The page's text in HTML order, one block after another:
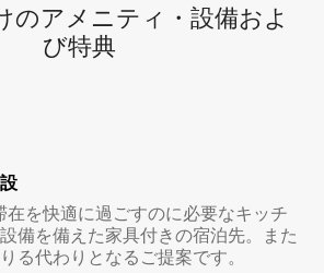
のア⁠メ⁠ニ⁠テ⁠ィ⁠・設⁠備⁠およ
び特⁠典
在を快適に過ごすのに必要なキッチ
備を備えた家具付きの宿泊先。また
る代わりとなるご提案です。